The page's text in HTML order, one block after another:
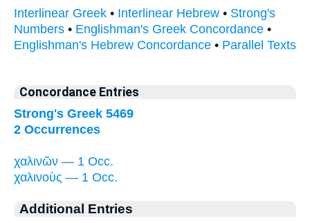
Interlinear Greek • Interlinear Hebrew • Strong's
Numbers • Englishman's Greek Concordance •
Englishman's Hebrew Concordance • Parallel Texts
Concordance Entries
Strong's Greek 5469
2 Occurrences
χαλινῶν — 1 Occ.
χαλινοὺς — 1 Occ.
Additional Entries